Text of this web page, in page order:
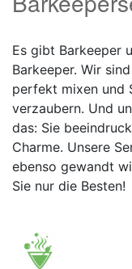
Es gibt Barkeeper
Barkeeper. Wir
perfekt mixen und
verzaubern. Und
das: Sie
Charme. Unsere
ebenso gewandt
Sie nur die Besten!